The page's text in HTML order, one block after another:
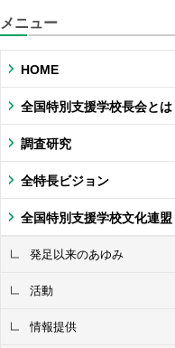
メニュー
HOME
全国特別支援学校長会とは
調査研究
全特長ビジョン
全国特別支援学校文化連盟
発足以来のあゆみ
活動
情報提供